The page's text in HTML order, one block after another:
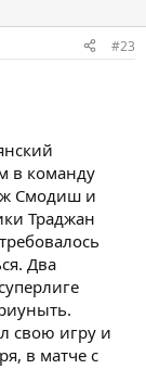
#23
в команду
Смодиш и
Траджан
Два
свою игру и
в матче с